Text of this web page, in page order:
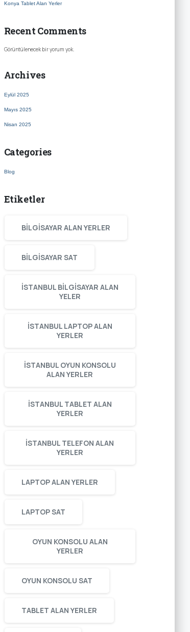
Konya Tablet Alan Yerler
Recent Comments
Görüntülenecek bir yorum yok.
Archives
Eylül 2025
Mayıs 2025
Nisan 2025
Categories
Blog
Etiketler
BILGISAYAR ALAN YERLER
BILGISAYAR SAT
ISTANBUL BILGISAYAR ALAN
YELER
ISTANBUL LAPTOP ALAN
YERLER
ISTANBUL OYUN KONSOLU
ALAN YERLER
ISTANBUL TABLET ALAN
YERLER
ISTANBUL TELEFON ALAN
YERLER
LAPTOP ALAN YERLER
LAPTOP SAT
OYUN KONSOLU ALAN
YERLER
OYUN KONSOLU SAT
TABLET ALAN YERLER